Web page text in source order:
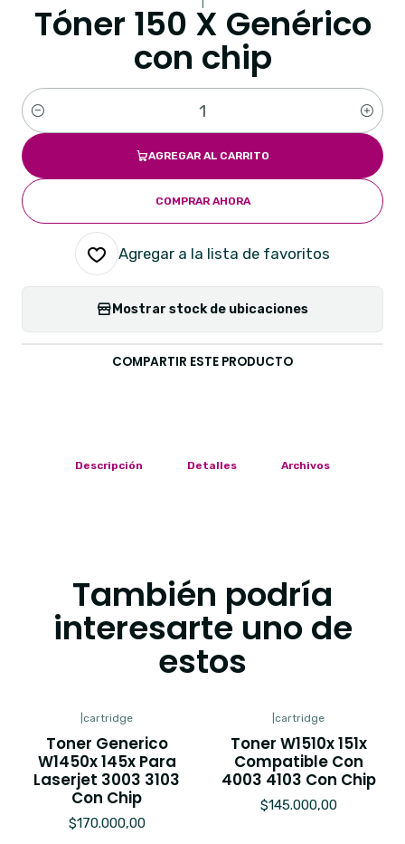
Tóner 150 X Genérico
con chip
Cantidad
AGREGAR AL CARRITO
COMPRAR AHORA
Agregar a la lista de favoritos
Mostrar stock de ubicaciones
COMPARTIR ESTE PRODUCTO
Descripción Detalles Archivos
También podría
interesarte uno de
estos
cartridge
Toner Generico
W1450x 145x Para
Laserjet 3003 3103
Con Chip
$170.000,00
cartridge
Toner W1510x 151x
Compatible Con
4003 4103 Con Chip
$145.000,00